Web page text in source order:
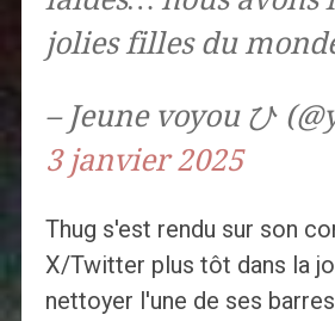
jolies filles du
– Jeune voyou ひ
3 janvier 2025
Thug s'est rendu sur son
X/Twitter plus tôt dans la
nettoyer l'une de ses